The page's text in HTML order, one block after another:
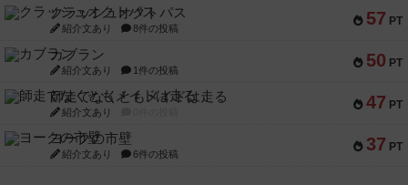
57 PT
クラッシュオクトパス
紹介文あり 8件の投稿
50 PT
カブラン
紹介文あり 1件の投稿
47 PT
師走でなくともメイドは走る
紹介文あり
37 PT
ヨークの市壁
紹介文あり 6件の投稿